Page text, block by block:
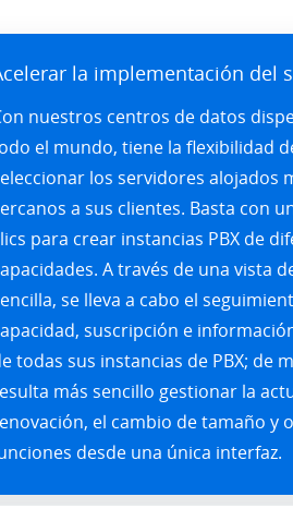
la implementación del
nuestros centros de datos
el mundo, tiene la flexibilidad
los servidores alojados
a sus clientes. Basta con
para crear instancias PBX de
A través de una vista
se lleva a cabo el
suscripción e
todas sus instancias de PBX; de
más sencillo gestionar la
el cambio de tamaño y
desde una única interfaz.